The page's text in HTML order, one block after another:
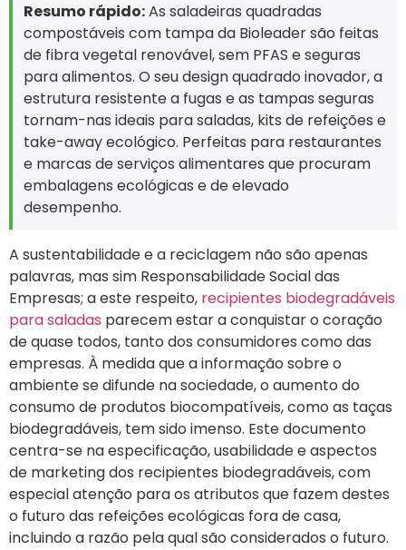
Resumo rápido:As saladeiras quadradas
compostáveis com tampa da Bioleader são feitas
de fibra vegetal renovável, sem PFAS e seguras
para alimentos. O seu design quadrado inovador, a
estrutura resistente a fugas e as tampas seguras
tornam-nas ideais para saladas, kits de refeições e
take-away ecológico. Perfeitas para restaurantes
e marcas de serviços alimentares que procuram
embalagens ecológicas e de elevado
desempenho.
A sustentabilidade e a reciclagem não são apenas
palavras, mas sim Responsabilidade Social das
Empresas; a este respeito, recipientes biodegradáveis
para saladas parecem estar a conquistar o coração
de quase todos, tanto dos consumidores como das
empresas. À medida que a informação sobre o
ambiente se difunde na sociedade, o aumento do
consumo de produtos biocompatíveis, como as taças
biodegradáveis, tem sido imenso. Este documento
centra-se na especificação, usabilidade e aspectos
de marketing dos recipientes biodegradáveis, com
especial atenção para os atributos que fazem destes
o futuro das refeições ecológicas fora de casa,
incluindo a razão pela qual são considerados o futuro.